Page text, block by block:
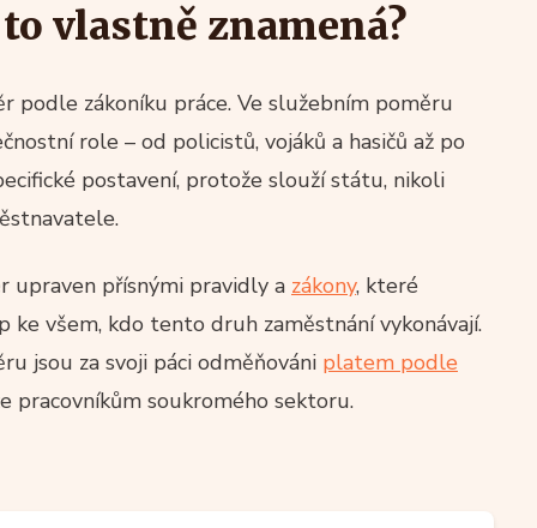
vlastně znamená?
podle zákoníku práce. Ve služebním poměru
role – od policistů, vojáků a hasičů až po
postavení, protože slouží státu, nikoli
upraven přísnými pravidly a zákony, které
všem, kdo tento druh zaměstnání vykonávají.
jsou za svoji páci odměňováni platem podle
pracovníkům soukromého sektoru.